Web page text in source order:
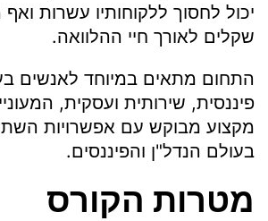
יכול לחסוך ללקוחותיו עשרות
שקלים לאורך חיי ההלוואה.
התחום מתאים במיוחד לאנשים
פיננסית, שירותית ועסקית,
מקצוע מבוקש עם אפשרויות
בעולם הנדל"ן והפיננסים.
מטרות הקורס